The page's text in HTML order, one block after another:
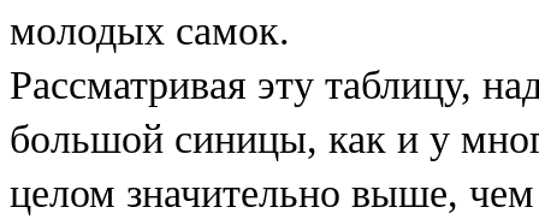
молодых самок.
Рассматривая эту таблицу,
большой синицы, как и у
целом значительно выше,